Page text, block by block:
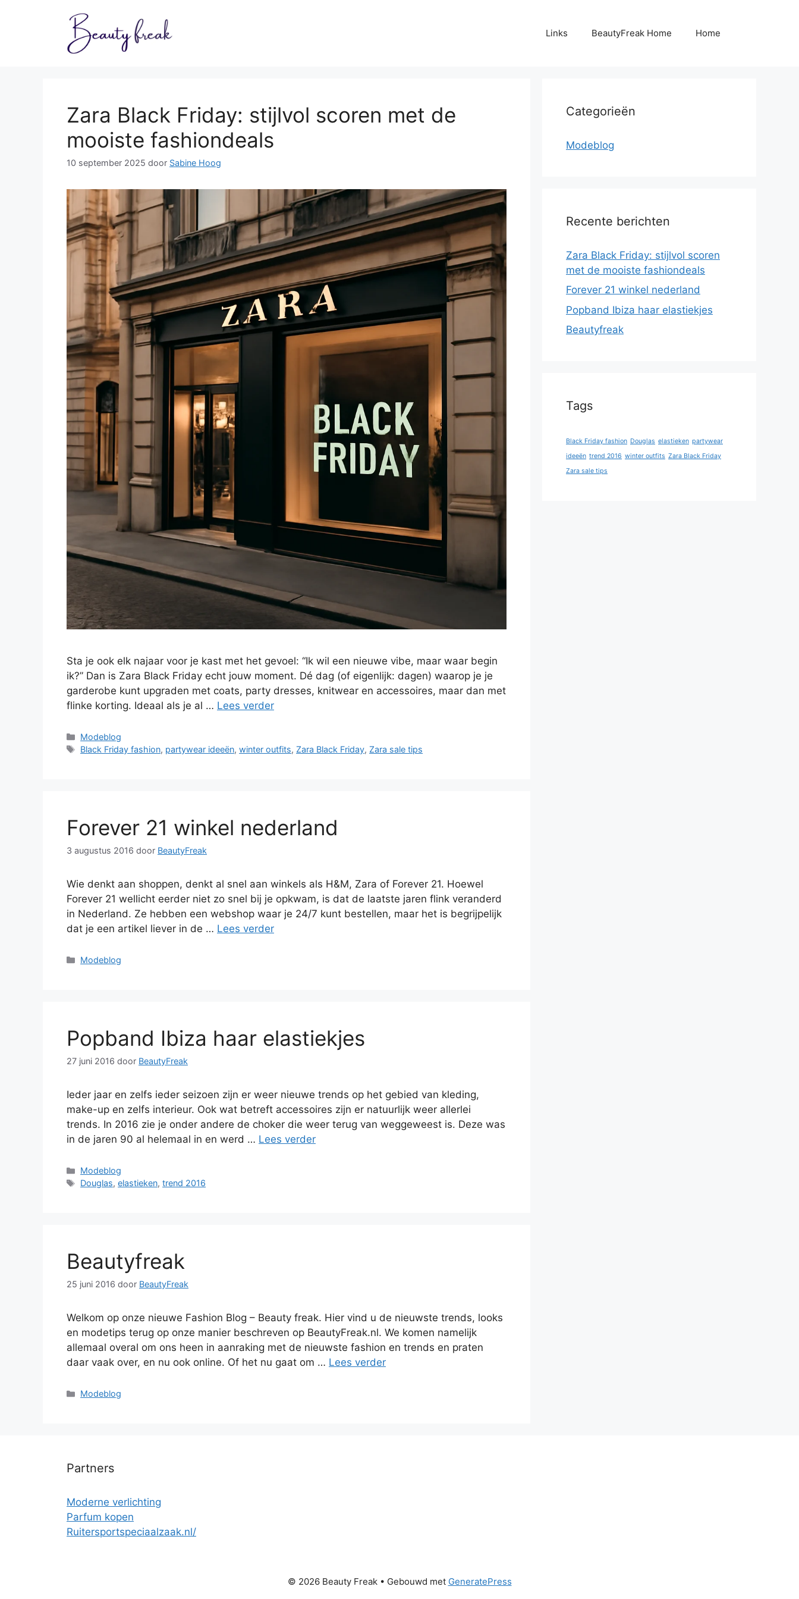
Links BeautyFreak Home Home
Zara Black Friday: stijlvol scoren met de
mooiste fashiondeals
10 september 2025 door Sabine Hoog
Sta je ook elk najaar voor je kast met het gevoel: “Ik wil een nieuwe vibe, maar waar begin
ik?” Dan is Zara Black Friday echt jouw moment. Dé dag (of eigenlijk: dagen) waarop je je
garderobe kunt upgraden met coats, party dresses, knitwear en accessoires, maar dan met
flinke korting. Ideaal als je al … Lees verder
Categorieën
Modeblog
Tags
Black Friday fashion, partywear ideeën,winter outfits, Zara Black Friday, Zara sale tips
Forever 21 winkel nederland
3 augustus 2016 door BeautyFreak
Wie denkt aan shoppen, denkt al snel aan winkels als H&M, Zara of Forever 21. Hoewel
Forever 21 wellicht eerder niet zo snel bij je opkwam, is dat de laatste jaren flink veranderd
in Nederland. Ze hebben een webshop waar je 24/7 kunt bestellen, maar het is begrijpelijk
dat je een artikel liever in de … Lees verder
Categorieën
Modeblog
Popband Ibiza haar elastiekjes
27 juni 2016 door BeautyFreak
Ieder jaar en zelfs ieder seizoen zijn er weer nieuwe trends op het gebied van kleding,
make-up en zelfs interieur. Ook wat betreft accessoires zijn er natuurlijk weer allerlei
trends. In 2016 zie je onder andere de choker die weer terug van weggeweest is. Deze was
in de jaren 90 al helemaal in en werd … Lees verder
Categorieën
Modeblog
Tags
Douglas,elastieken,trend 2016
Beautyfreak
25 juni 2016 door BeautyFreak
Welkom op onze nieuwe Fashion Blog – Beauty freak. Hier vind u de nieuwste trends, looks
en modetips terug op onze manier beschreven op BeautyFreak.nl. We komen namelijk
allemaal overal om ons heen in aanraking met de nieuwste fashion en trends en praten
daar vaak over, en nu ook online. Of het nu gaat om … Lees verder
Categorieën
Modeblog
Categorieën
Modeblog
Recente berichten
Zara Black Friday: stijlvol scoren
met de mooiste fashiondeals
Forever 21 winkel nederland
Popband Ibiza haar elastiekjes
Beautyfreak
Tags
Black Friday fashion Douglas elastieken partywear
ideeën trend 2016 winter outfits Zara Black Friday
Zara sale tips
Partners
Moderne verlichting
Parfum kopen
Ruitersportspeciaalzaak.nl/
© 2026 Beauty Freak• Gebouwd met GeneratePress